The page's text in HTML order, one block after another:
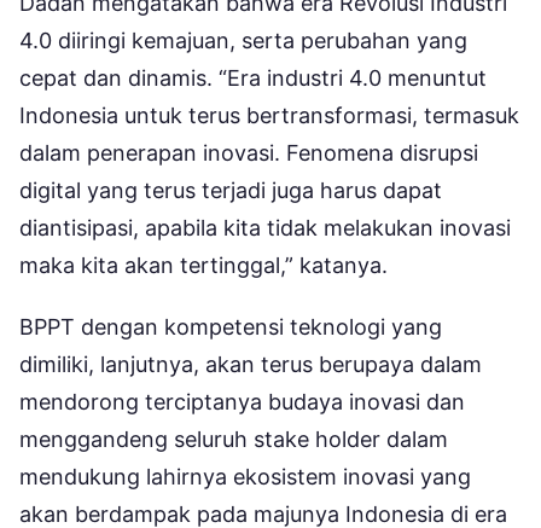
4.0 diiringi kemajuan, serta perubahan yang
cepat dan dinamis. “Era industri 4.0 menuntut
Indonesia untuk terus bertransformasi, termasuk
dalam penerapan inovasi. Fenomena disrupsi
digital yang terus terjadi juga harus dapat
diantisipasi, apabila kita tidak melakukan inovasi
maka kita akan tertinggal,” katanya.
BPPT dengan kompetensi teknologi yang
dimiliki, lanjutnya, akan terus berupaya dalam
mendorong terciptanya budaya inovasi dan
menggandeng seluruh stake holder dalam
mendukung lahirnya ekosistem inovasi yang
akan berdampak pada majunya Indonesia di era